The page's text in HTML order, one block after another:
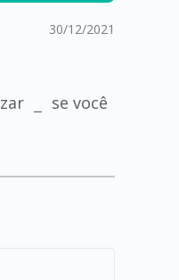
30/12/2021
se você